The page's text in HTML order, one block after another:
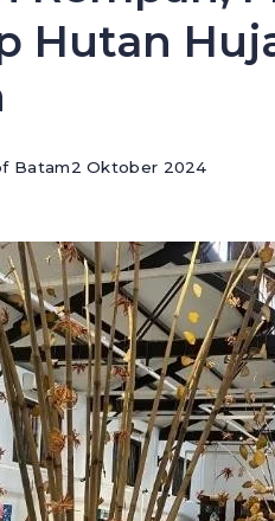
Hutan
Batam2 Oktober 2024